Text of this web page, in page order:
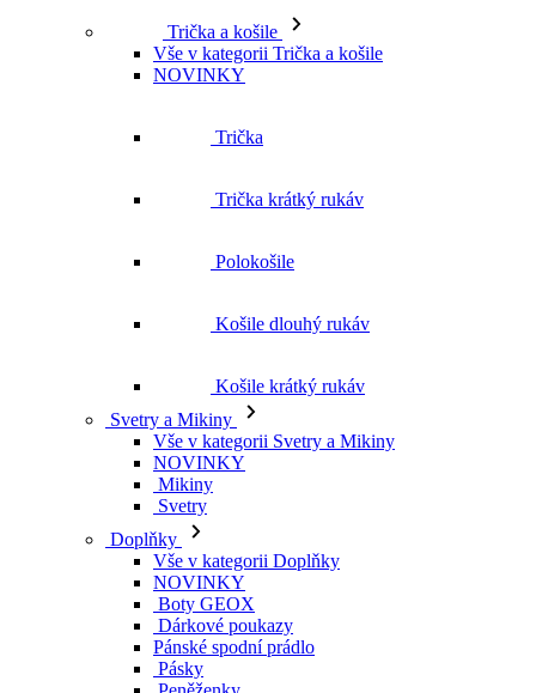
Trička a košile
Vše v kategorii Trička a košile
NOVINKY
Trička
Trička krátký rukáv
Polokošile
Košile dlouhý rukáv
Košile krátký rukáv
Svetry a Mikiny
Vše v kategorii Svetry a Mikiny
NOVINKY
Mikiny
Svetry
Doplňky
Vše v kategorii Doplňky
NOVINKY
Boty GEOX
Dárkové poukazy
Pánské spodní prádlo
Pásky